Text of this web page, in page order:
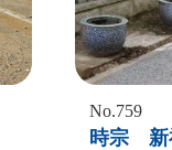
No.759
時宗 新